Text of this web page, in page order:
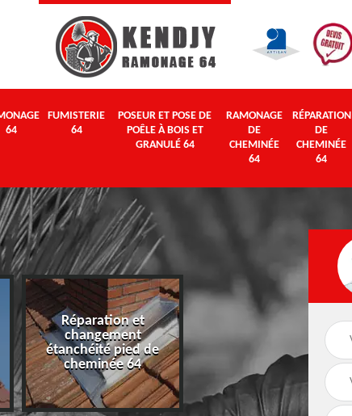
64
FUMISTERIE
64
POSEUR ET POSE DE
POÊLE À BOIS ET
GRANULÉ 64
RAMONAGE
DE
CHEMINÉE
64
RÉPARATION
DE
CHEMINÉE
64
Réparation et
changement
étanchéité pied de
cheminée 64
Ramonage 64